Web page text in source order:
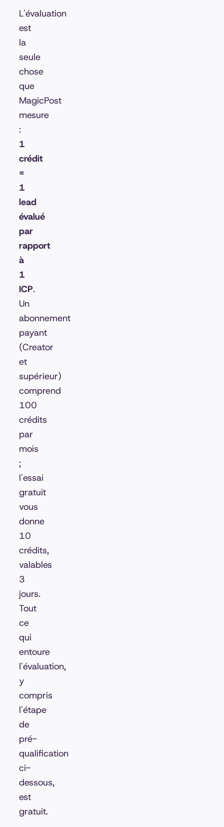
L'évaluation
est
la
seule
chose
que
MagicPost
mesure
:
1
crédit
=
1
lead
évalué
par
rapport
à
1
ICP.
Un
abonnement
payant
(Creator
et
supérieur)
comprend
100
crédits
par
mois
;
l'essai
gratuit
vous
donne
10
crédits,
valables
3
jours.
Tout
ce
qui
entoure
l'évaluation,
y
compris
l'étape
de
pré-
qualification
ci-
dessous,
est
gratuit.